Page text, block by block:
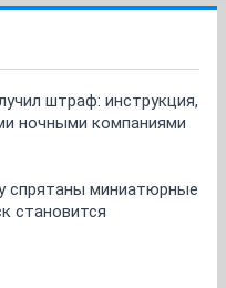
штраф: инструкция,
ночными компаниями
спрятаны миниатюрные
становится